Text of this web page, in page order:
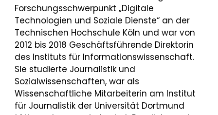
Forschungsschwerpunkt „Digitale
Technologien und Soziale Dienste“ an der
Technischen Hochschule Köln und war von
2012 bis 2018 Geschäftsführende Direktorin
des Instituts für Informationswissenschaft.
Sie studierte Journalistik und
Sozialwissenschaften, war als
Wissenschaftliche Mitarbeiterin am Institut
für Journalistik der Universität Dortmund